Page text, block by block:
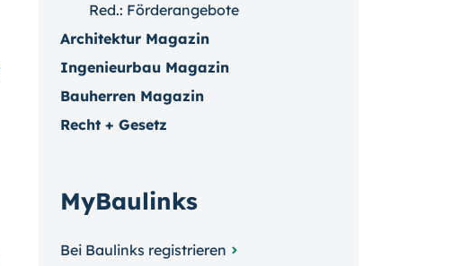
Red.: Förderangebote
Architektur Magazin
Ingenieurbau Magazin
Bauherren Magazin
Recht + Gesetz
MyBaulinks
Bei Baulinks registrieren